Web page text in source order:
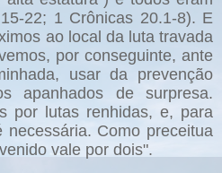
22; 1 Crônicas 20.1-8). E
ao local da luta travada
por conseguinte, ante
usar da prevenção
apanhados de surpresa.
por lutas renhidas, e, para
Como preceitua
vale por dois".